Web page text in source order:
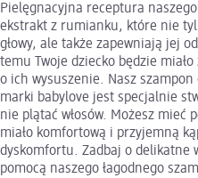
Pielęgnacyjna receptura
ekstrakt z rumianku, które nie
głowy, ale także zapewniają jej
temu Twoje dziecko będzie
o ich wysuszenie. Nasz szampon
marki babylove jest specjalnie
nie plątać włosów. Możesz mieć
miało komfortową i przyjemną
dyskomfortu. Zadbaj o delikatne
pomocą naszego łagodnego